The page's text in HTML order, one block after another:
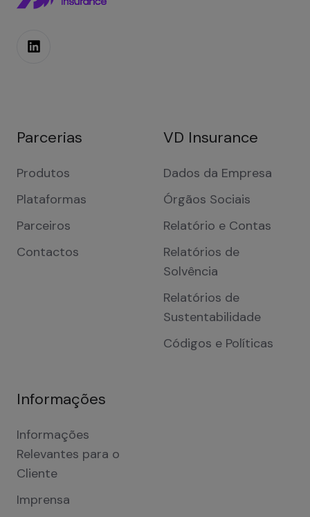
Parcerias
Produtos
Plataformas
Parceiros
Contactos
VD Insurance
Dados da Empresa
Órgãos Sociais
Relatório e Contas
Relatórios de
Solvência
Relatórios de
Sustentabilidade
Códigos e Políticas
Informações
Informações
Relevantes para o
Cliente
Imprensa